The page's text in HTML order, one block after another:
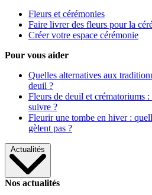
Fleurs et cérémonies
Faire livrer des fleurs pour la
Créer votre espace cérémonie
Pour vous aider
Quelles alternatives aux
deuil ?
Fleurs de deuil et crématoriums :
suivre ?
Fleurir une tombe en hiver :
gèlent pas ?
Actualités
Nos actualités